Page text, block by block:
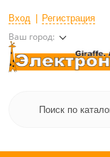
Вход Регистрация
Ваш город: